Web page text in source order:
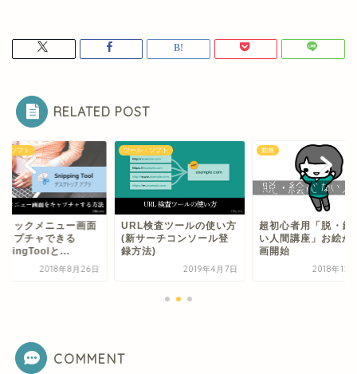
RELATED POST
・ソフト
検査ツールの使い方
ーチコンソール登
法)
2019年4月7日
動画
超初心者用「脱・絵心な
い人間講座」お絵かき動
画開始
2018年12月14日
ツール・ソフト
右クリックメニュー
をキャプチャできる
SnippingToolと...
2018年8
COMMENT